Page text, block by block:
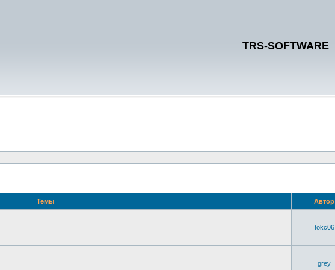
TRS-SOFTWARE
Темы Автор
tokc06
grey